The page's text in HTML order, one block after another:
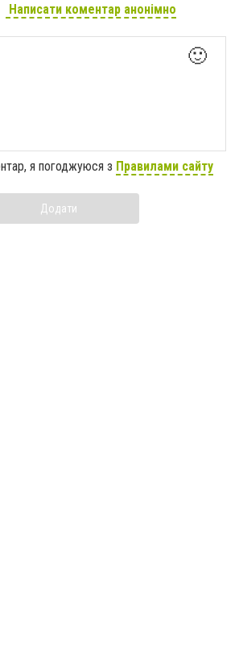
Написати коментар анонімно
🙂
я погоджуюся з Правилами сайту
Додати